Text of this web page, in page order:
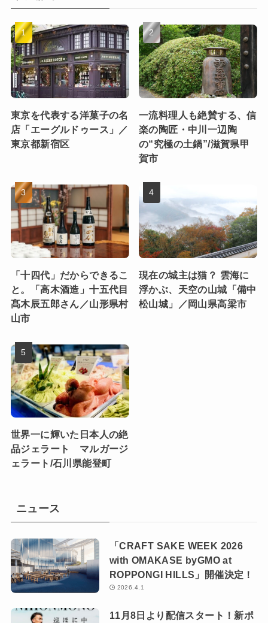
東京を代表する洋菓子の名
店「エーグルドゥース」／
東京都新宿区
一流料理人も絶賛する、信
楽の陶匠・中川一辺陶
の“究極の土鍋”/滋賀県甲
賀市
「十四代」だからできるこ
と。「高木酒造」十五代目
髙木辰五郎さん／山形県村
山市
現在の城主は猫？ 雲海に
浮かぶ、天空の山城「備中
松山城」／岡山県高梁市
世界一に輝いた日本人の絶
品ジェラート マルガージ
ェラート/石川県能登町
ニュース
「CRAFT SAKE WEEK 2026
with OMAKASE byGMO at
ROPPONGI HILLS」開催決定！
2026.4.1
11月8日より配信スタート！新ポ